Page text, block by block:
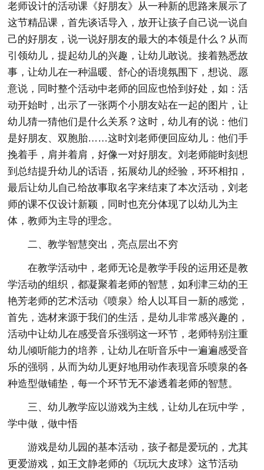
老师设计的活动课《好朋友》从一种新的思路来展示了
这节精品课，首先谈话导入，放开让孩子自己说一说自
己的好朋友，说一说好朋友的最大的本领是什么？从而
引领幼儿，提起幼儿的兴趣，让幼儿敢说。接着熟悉故
事，让幼儿在一种温暖、舒心的语境氛围下，想说、愿
意说，同时整个活动中老师的回应也恰到好处，如：活
动开始时，出示了一张两个小朋友站在一起的图片，让
幼儿猜一猜他们是什么关系？这时，幼儿有的说：他们
是好朋友、双胞胎……这时刘老师便回应幼儿：他们手
挽着手，肩并着肩，好像一对好朋友。刘老师能时刻想
到总结提升幼儿的话语，拓展幼儿的经验，环环相扣，
最后让幼儿自己给故事取名字来结束了本次活动，刘老
师的课不仅设计新颖，同时也充分体现了以幼儿为主
体，教师为主导的理念。
二、教学智慧突出，亮点层出不穷
在教学活动中，老师无论是教学手段的运用还是教
学活动的组织，都凝聚着老师的智慧，如利津三幼的王
艳芳老师的艺术活动《喷泉》给人以耳目一新的感觉，
首先，选材来源于我们的生活，是幼儿非常感兴趣的，
活动中让幼儿在感受音乐强弱这一环节，老师特别注重
幼儿倾听能力的培养，让幼儿在听音乐中一遍遍感受音
乐的强弱，从而为幼儿更好地用动作表现音乐喷泉的各
种造型做铺垫，每一个环节无不渗透着老师的智慧。
三、幼儿教学应以游戏为主线，让幼儿在玩中学，
学中做，做中悟
游戏是幼儿园的基本活动，孩子都是爱玩的，尤其
更爱游戏，如王文静老师的《玩玩大皮球》这节活动